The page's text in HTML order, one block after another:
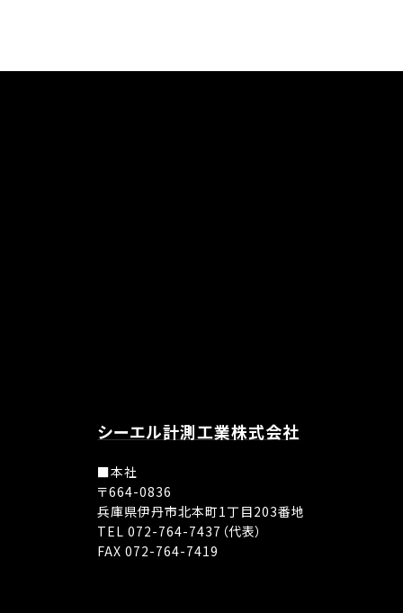
シーエル計測工業株式会社
■本社
〒664-0836
兵庫県伊丹市北本町1丁目203番地
TEL 072-764-7437（代表）
FAX 072-764-7419